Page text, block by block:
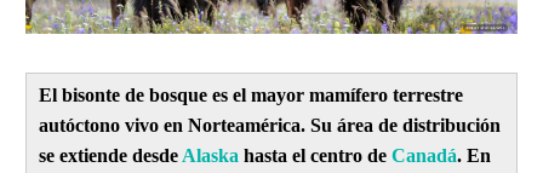
El bisonte de bosque es el mayor mamífero terrestre
autóctono vivo en Norteamérica. Su área de distribución
se extiende desde Alaska hasta el centro de Canadá. En